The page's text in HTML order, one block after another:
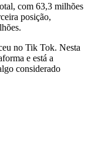
com 63,3 milhões
posição,
no Tik Tok. Nesta
e está a
considerado